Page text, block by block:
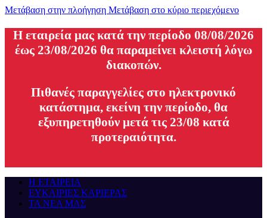
Μετάβαση στην πλοήγηση Μετάβαση στο κύριο περιεχόμενο
H εταιρεία μας κατά την περίοδο 08/08/2026
έως 23/08/2026 θα παραμείνει κλειστή λόγω
διακοπών.
Πιθανές παραγγελίες στο ηλεκτρονικό
κατάστημα, εκείνη την περίοδο, θα
εξυπηρετηθούν μετά τις 23/08 κατά
προτεραιότητα.
Η ΕΤΑΙΡΕΙΑ
ΕΥΚΑΙΡΙΕΣ ΚΑΡΙΕΡΑΣ
ΤΑ ΝΕΑ ΜΑΣ